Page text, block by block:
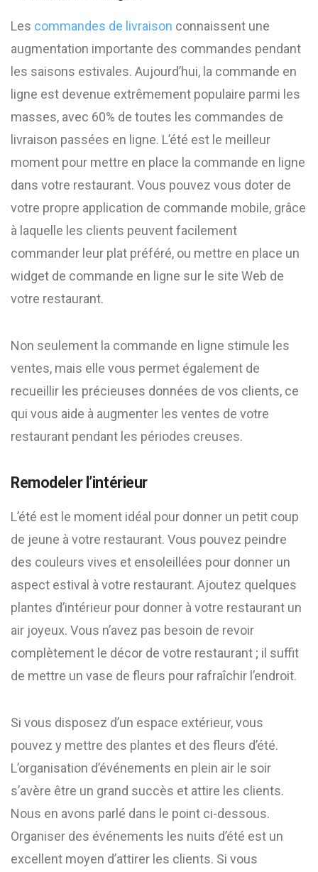
Les commandes de livraison connaissent une
augmentation importante des commandes pendant
les saisons estivales. Aujourd’hui, la commande en
ligne est devenue extrêmement populaire parmi les
masses, avec 60% de toutes les commandes de
livraison passées en ligne. L’été est le meilleur
moment pour mettre en place la commande en ligne
dans votre restaurant. Vous pouvez vous doter de
votre propre application de commande mobile, grâce
à laquelle les clients peuvent facilement
commander leur plat préféré, ou mettre en place un
widget de commande en ligne sur le site Web de
votre restaurant.
Non seulement la commande en ligne stimule les
ventes, mais elle vous permet également de
recueillir les précieuses données de vos clients, ce
qui vous aide à augmenter les ventes de votre
restaurant pendant les périodes creuses.
Remodeler l’intérieur
L’été est le moment idéal pour donner un petit coup
de jeune à votre restaurant. Vous pouvez peindre
des couleurs vives et ensoleillées pour donner un
aspect estival à votre restaurant. Ajoutez quelques
plantes d’intérieur pour donner à votre restaurant un
air joyeux. Vous n’avez pas besoin de revoir
complètement le décor de votre restaurant ; il suffit
de mettre un vase de fleurs pour rafraîchir l’endroit.
Si vous disposez d’un espace extérieur, vous
pouvez y mettre des plantes et des fleurs d’été.
L’organisation d’événements en plein air le soir
s’avère être un grand succès et attire les clients.
Nous en avons parlé dans le point ci-dessous.
Organiser des événements les nuits d’été est un
excellent moyen d’attirer les clients. Si vous